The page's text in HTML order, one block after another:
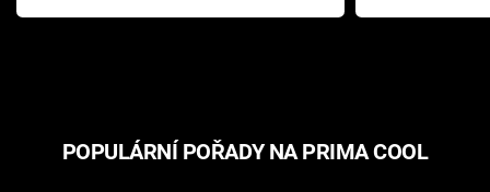
Pottera přišla s ráznou
přichází s
POPULÁRNÍ POŘADY NA PRIMA COOL